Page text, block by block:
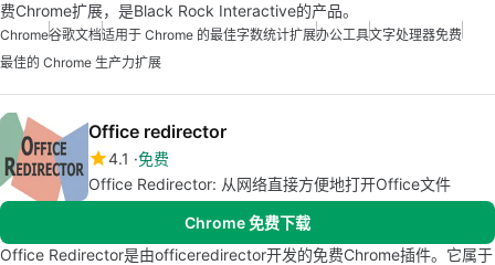
费Chrome扩展，是Black Rock Interactive的产品。
Chrome谷歌文档适用于 Chrome 的最佳字数统计扩展办公工具文字处理器免费
最佳的 Chrome 生产力扩展
Office redirector
4.1 免费
Office Redirector: 从网络直接方便地打开Office文件
Chrome 免费下载
Office Redirector是由officeredirector开发的免费Chrome插件。它属于